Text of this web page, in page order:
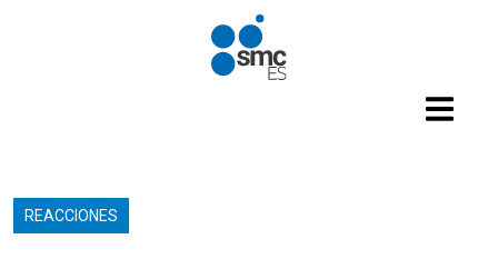
Pasar al contenido principal
REACCIONES